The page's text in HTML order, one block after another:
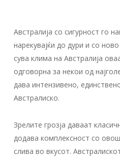
Австралија со сигурност го
нарекувајќи до дури и со
сува клима на Австралија
одговорна за некои од
дава интензивено,
Австралиско.
Зрелите грозја даваат
додава комплексност со
слива во вкусот.